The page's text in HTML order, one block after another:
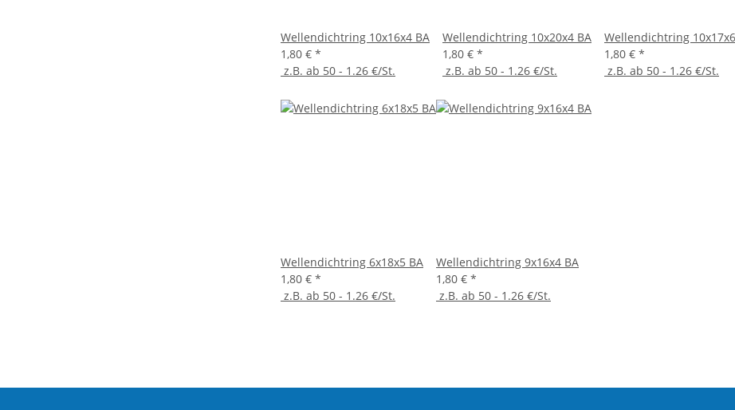
Wellendichtring 10x16x4 BA
1,80 € *
z.B. ab 50 - 1.26 €/St.
Wellendichtring 10x20x4 BA
1,80 € *
z.B. ab 50 - 1.26 €/St.
Wellendichtring
1,80 € *
z.B. ab 50 - 1.26 €/St.
Wellendichtring 6x18x5 BA
1,80 € *
z.B. ab 50 - 1.26 €/St.
Wellendichtring 9x16x4 BA
1,80 € *
z.B. ab 50 - 1.26 €/St.